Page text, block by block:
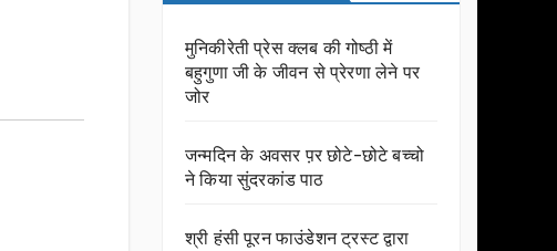
मुनिकीरेती प्रेस क्लब की गोष्ठी में
बहुगुणा जी के जीवन से प्रेरणा लेने पर
जोर
जन्मदिन के अवसर प़र छोटे-छोटे बच्चो
ने किया सुंदरकांड पाठ
श्री हंसी पूरन फाउंडेशन ट्रस्ट द्वारा